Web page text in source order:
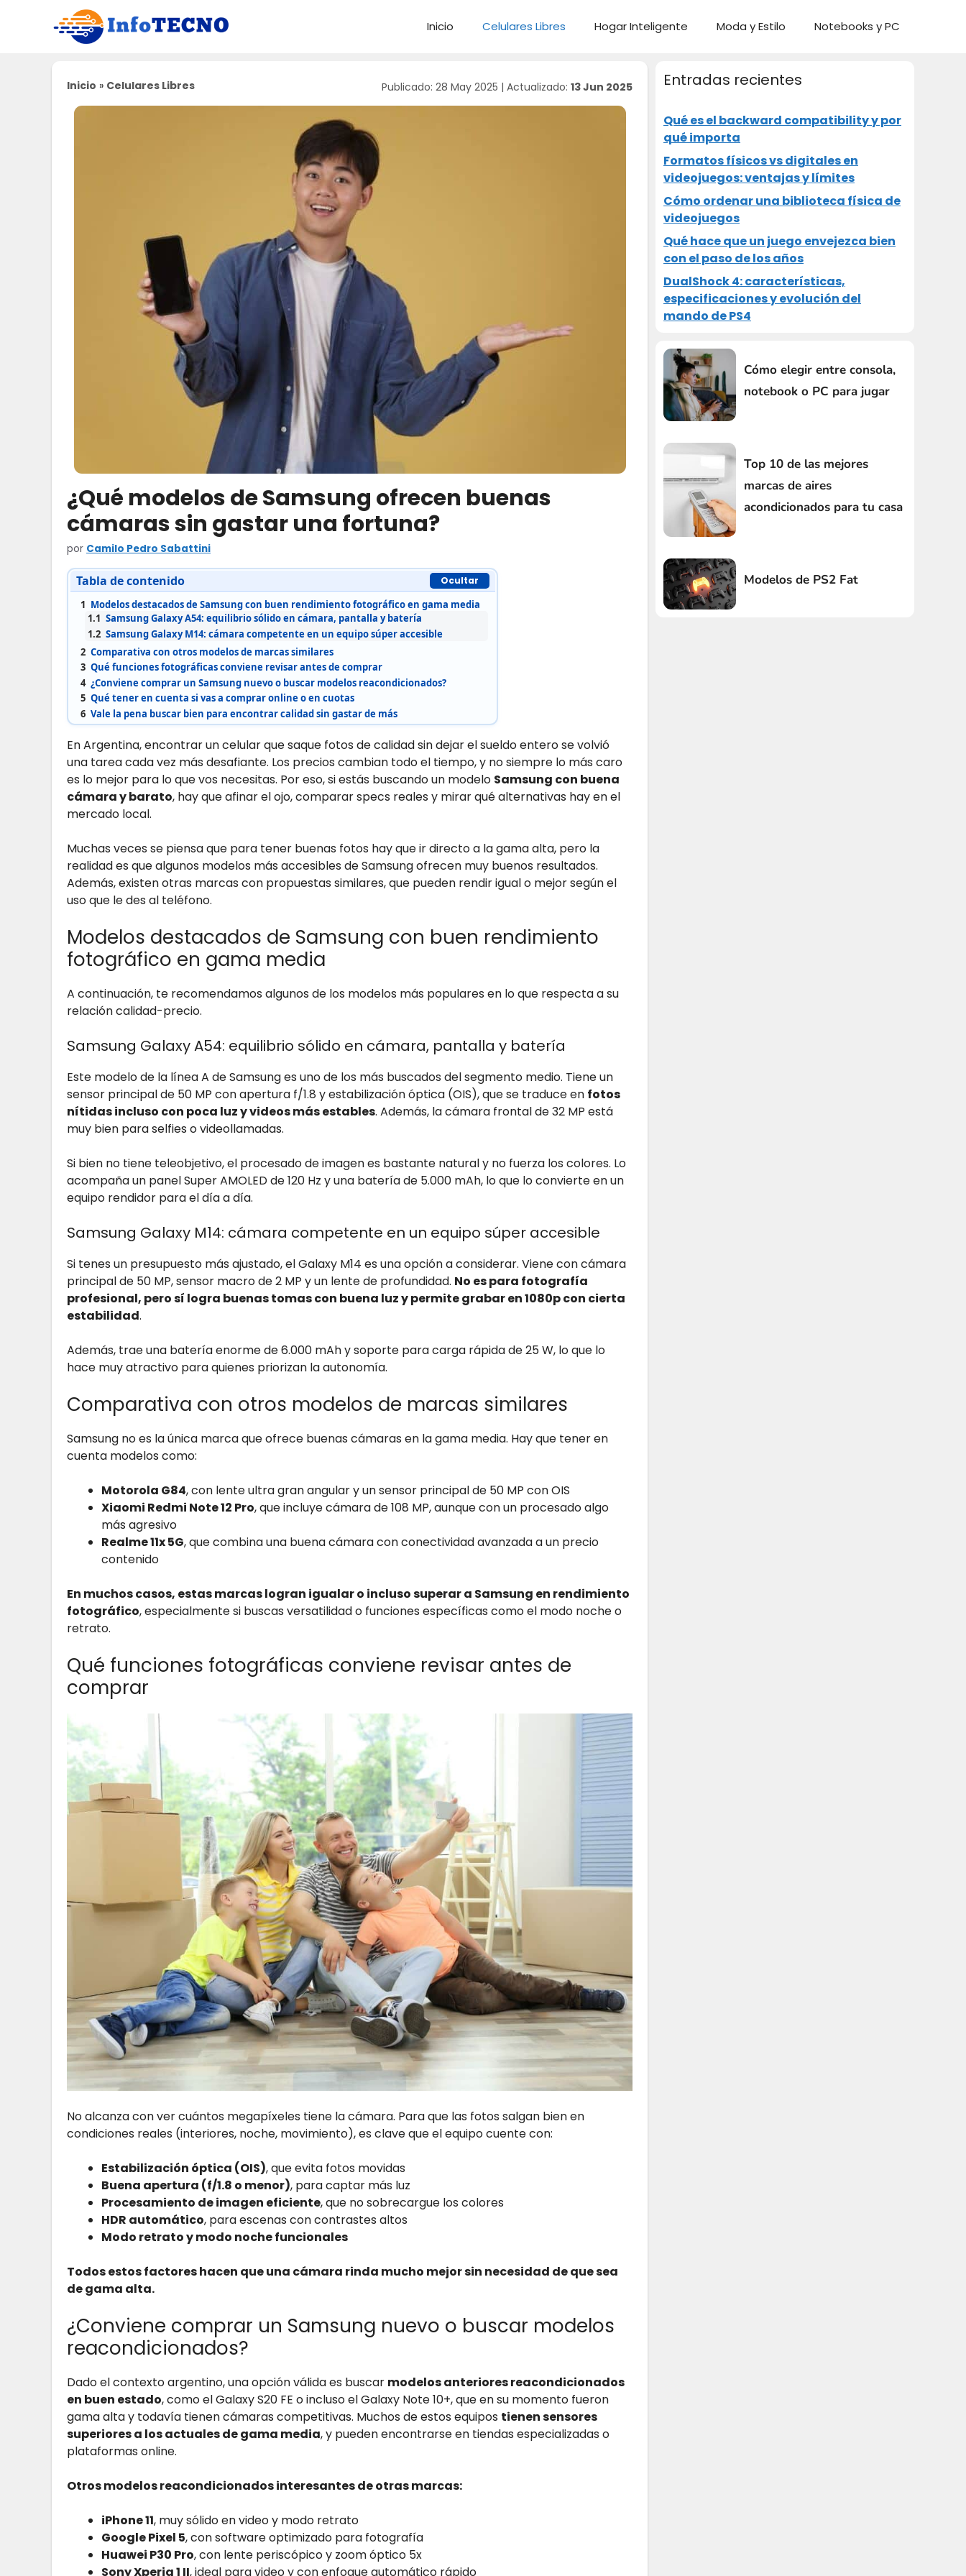
Inicio Celulares Libres Hogar Inteligente Moda y Estilo Notebooks y PC
Inicio » Celulares Libres Publicado: 28 May 2025 | Actualizado: 13 Jun 2025
¿Qué modelos de Samsung ofrecen buenas
cámaras sin gastar una fortuna?
por Camilo Pedro Sabattini
Tabla de contenido Ocultar
1 Modelos destacados de Samsung con buen rendimiento fotográfico en gama media
1.1 Samsung Galaxy A54: equilibrio sólido en cámara, pantalla y batería
1.2 Samsung Galaxy M14: cámara competente en un equipo súper accesible
2 Comparativa con otros modelos de marcas similares
3 Qué funciones fotográficas conviene revisar antes de comprar
4 ¿Conviene comprar un Samsung nuevo o buscar modelos reacondicionados?
5 Qué tener en cuenta si vas a comprar online o en cuotas
6 Vale la pena buscar bien para encontrar calidad sin gastar de más
En Argentina, encontrar un celular que saque fotos de calidad sin dejar el sueldo entero se volvió
una tarea cada vez más desafiante. Los precios cambian todo el tiempo, y no siempre lo más caro
es lo mejor para lo que vos necesitas. Por eso, si estás buscando un modelo Samsung con buena
cámara y barato, hay que afinar el ojo, comparar specs reales y mirar qué alternativas hay en el
mercado local.
Muchas veces se piensa que para tener buenas fotos hay que ir directo a la gama alta, pero la
realidad es que algunos modelos más accesibles de Samsung ofrecen muy buenos resultados.
Además, existen otras marcas con propuestas similares, que pueden rendir igual o mejor según el
uso que le des al teléfono.
Modelos destacados de Samsung con buen rendimiento
fotográfico en gama media
A continuación, te recomendamos algunos de los modelos más populares en lo que respecta a su
relación calidad-precio.
Samsung Galaxy A54: equilibrio sólido en cámara, pantalla y batería
Este modelo de la línea A de Samsung es uno de los más buscados del segmento medio. Tiene un
sensor principal de 50 MP con apertura f/1.8 y estabilización óptica (OIS), que se traduce en fotos
nítidas incluso con poca luz y videos más estables. Además, la cámara frontal de 32 MP está
muy bien para selfies o videollamadas.
Si bien no tiene teleobjetivo, el procesado de imagen es bastante natural y no fuerza los colores. Lo
acompaña un panel Super AMOLED de 120 Hz y una batería de 5.000 mAh, lo que lo convierte en un
equipo rendidor para el día a día.
Samsung Galaxy M14: cámara competente en un equipo súper accesible
Si tenes un presupuesto más ajustado, el Galaxy M14 es una opción a considerar. Viene con cámara
principal de 50 MP, sensor macro de 2 MP y un lente de profundidad. No es para fotografía
profesional, pero sí logra buenas tomas con buena luz y permite grabar en 1080p con cierta
estabilidad.
Además, trae una batería enorme de 6.000 mAh y soporte para carga rápida de 25 W, lo que lo
hace muy atractivo para quienes priorizan la autonomía.
Comparativa con otros modelos de marcas similares
Samsung no es la única marca que ofrece buenas cámaras en la gama media. Hay que tener en
cuenta modelos como:
Motorola G84, con lente ultra gran angular y un sensor principal de 50 MP con OIS
Xiaomi Redmi Note 12 Pro, que incluye cámara de 108 MP, aunque con un procesado algo
más agresivo
Realme 11x 5G, que combina una buena cámara con conectividad avanzada a un precio
contenido
En muchos casos, estas marcas logran igualar o incluso superar a Samsung en rendimiento
fotográfico, especialmente si buscas versatilidad o funciones específicas como el modo noche o
retrato.
Qué funciones fotográficas conviene revisar antes de
comprar
No alcanza con ver cuántos megapíxeles tiene la cámara. Para que las fotos salgan bien en
condiciones reales (interiores, noche, movimiento), es clave que el equipo cuente con:
Estabilización óptica (OIS), que evita fotos movidas
Buena apertura (f/1.8 o menor), para captar más luz
Procesamiento de imagen eficiente, que no sobrecargue los colores
HDR automático, para escenas con contrastes altos
Modo retrato y modo noche funcionales
Todos estos factores hacen que una cámara rinda mucho mejor sin necesidad de que sea
de gama alta.
¿Conviene comprar un Samsung nuevo o buscar modelos
reacondicionados?
Dado el contexto argentino, una opción válida es buscar modelos anteriores reacondicionados
en buen estado, como el Galaxy S20 FE o incluso el Galaxy Note 10+, que en su momento fueron
gama alta y todavía tienen cámaras competitivas. Muchos de estos equipos tienen sensores
superiores a los actuales de gama media, y pueden encontrarse en tiendas especializadas o
plataformas online.
Otros modelos reacondicionados interesantes de otras marcas:
iPhone 11, muy sólido en video y modo retrato
Google Pixel 5, con software optimizado para fotografía
Huawei P30 Pro, con lente periscópico y zoom óptico 5x
Sony Xperia 1 II, ideal para video y con enfoque automático rápido
Entradas recientes
Qué es el backward compatibility y por
qué importa
Formatos físicos vs digitales en
videojuegos: ventajas y límites
Cómo ordenar una biblioteca física de
videojuegos
Qué hace que un juego envejezca bien
con el paso de los años
DualShock 4: características,
especificaciones y evolución del
mando de PS4
Cómo elegir entre consola,
notebook o PC para jugar
Top 10 de las mejores
marcas de aires
acondicionados para tu casa
Modelos de PS2 Fat